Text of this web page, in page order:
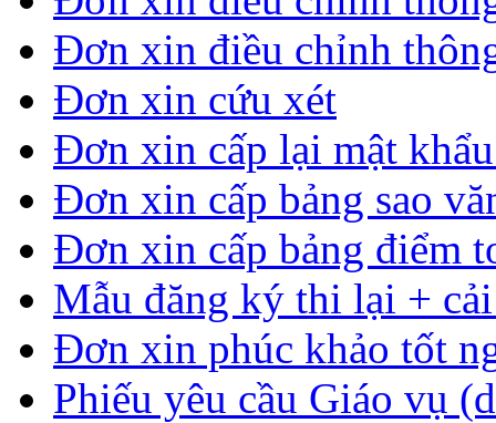
Đơn xin điều chỉnh
Đơn xin cứu xét
Đơn xin cấp lại mật
Đơn xin cấp bảng sao
Đơn xin cấp bảng điểm
Mẫu đăng ký thi lại +
Đơn xin phúc khảo tốt
Phiếu yêu cầu Giáo vụ